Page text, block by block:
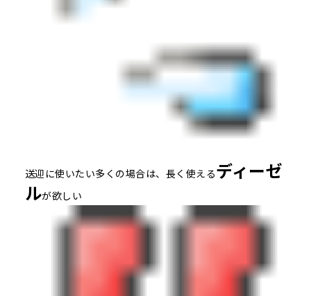
送迎に使いたい多くの場合は、長く使えるディーゼ
ルが欲しい